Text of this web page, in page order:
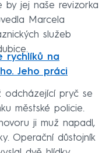
jej naše revizorka
Marcela
služeb
rychlíků na
Jeho práci
odcházející pryč se
městské policie.
ji muž napadl,
Operační důstojník